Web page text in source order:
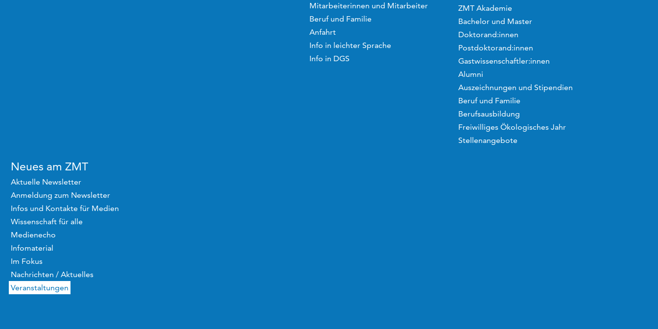
Mitarbeiterinnen und Mitarbeiter
Beruf und Familie
Anfahrt
Info in leichter Sprache
Info in DGS
ZMT Akademie
Bachelor und Master
Doktorand:innen
Postdoktorand:innen
Gastwissenschaftler:innen
Alumni
Auszeichnungen und Stipendien
Beruf und Familie
Berufsausbildung
Freiwilliges Ökologisches Jahr
Stellenangebote
Neues am ZMT
Aktuelle Newsletter
Anmeldung zum Newsletter
Infos und Kontakte für Medien
Wissenschaft für alle
Medienecho
Infomaterial
Im Fokus
Nachrichten / Aktuelles
Veranstaltungen